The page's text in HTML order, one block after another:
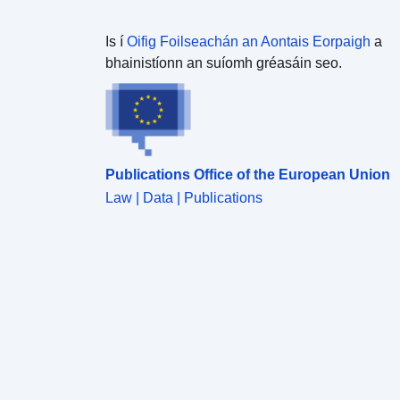
Is í Oifig Foilseachán an Aontais Eorpaigh a
bhainistíonn an suíomh gréasáin seo.
Publications Office of the European Union
Law | Data | Publications